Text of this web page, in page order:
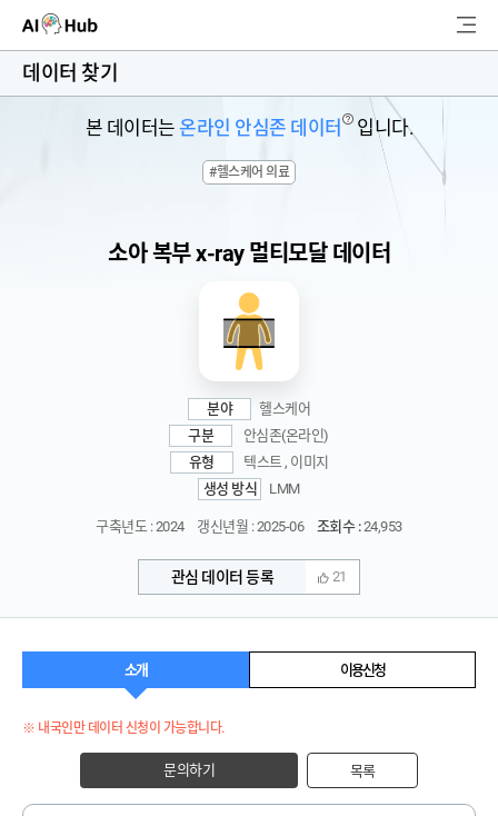
AI-Hub
색
데이터 찾기
본 데이터는온라인 안심존 데이터 ? 입니다.
#헬스케어 의료
소아 복부 x-ray 멀티모달 데이터
분야
헬스케어
구분
안심존(온라인)
유형
텍스트 , 이미지
생성 방식
LMM
구축년도 : 2024 갱신년월 : 2025-06 조회수 :24,953
관심 데이터 등록 21
소개 이용신청
※ 내국인만 데이터 신청이 가능합니다.
문의하기 목록